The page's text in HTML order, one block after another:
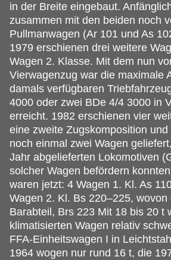
in der Breite eingebaut.
zusammen mit den beiden noch
Pullmanwagen (Ar 101 und As
1979 erschienen drei weitere
Wagen 2. Klasse. Mit dem nun
Vierwagenzug war die maximale
damals verfügbaren
4000 oder zwei BDe 4/4 3000 in
erreicht. 1982 erschienen vier
eine zweite Zugskomposition und
noch einmal zwei Wagen
Jahr abgelieferten Lokomotiven
solcher Wagen befördern
waren jetzt: 4 Wagen 1. Kl. As
Wagen 2. Kl. Bs 220–225, wovon
Barabteil, Brs 223 Mit 18 bis 20 t
klimatisierten Wagen relativ
FFA-Einheitswagen I in
1964 wogen nur rund 16 t, die